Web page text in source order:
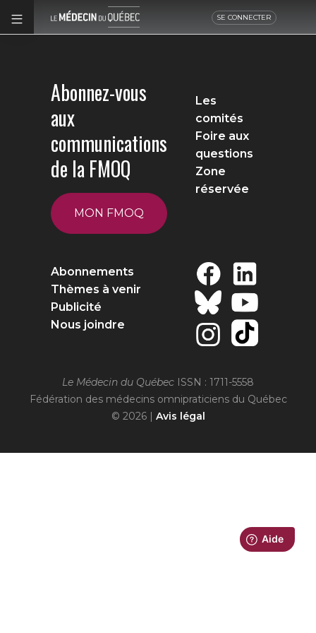
SE CONNECTER
Abonnez-vous
aux
communications
de la FMOQ
MON FMOQ
Les
comités
Foire aux
questions
Zone
réservée
Abonnements
Thèmes à venir
Publicité
Nous joindre
Le Médecin du Québec ISSN : 1711-5558
Fédération des médecins omnipraticiens du Québec
© 2026 | Avis légal